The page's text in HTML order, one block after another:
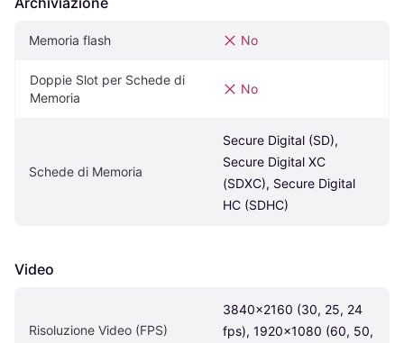
Memoria flash No
Doppie Slot per Schede di
Memoria
No
Schede di Memoria
Secure Digital (SD),
Secure Digital XC
(SDXC), Secure Digital
HC (SDHC)
Video
Risoluzione Video (FPS)
3840×2160 (30, 25, 24
fps), 1920x1080 (60, 50,